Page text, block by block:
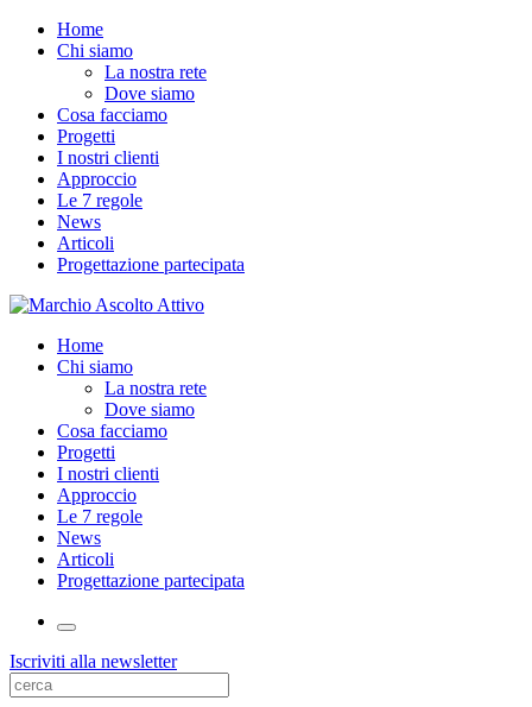
Home
Chi siamo
La nostra rete
Dove siamo
Cosa facciamo
Progetti
I nostri clienti
Approccio
Le 7 regole
News
Articoli
Progettazione partecipata
Home
Chi siamo
La nostra rete
Dove siamo
Cosa facciamo
Progetti
I nostri clienti
Approccio
Le 7 regole
News
Articoli
Progettazione partecipata
Iscriviti alla newsletter